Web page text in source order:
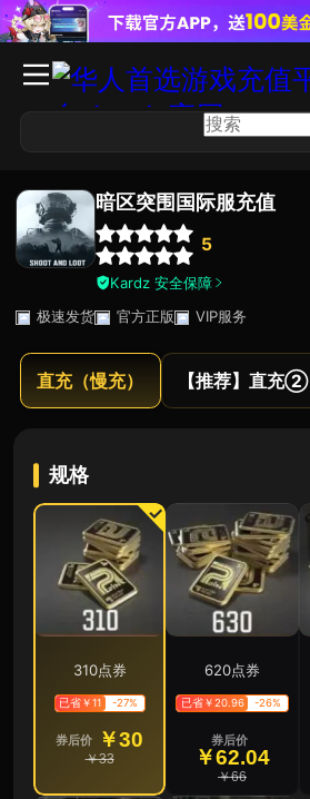
暗区突围国际服充值
5
Kardz 安全保障
极速发货
官方正版 VIP服务
直充（慢充） 【推荐】直充②
规格
310点券
已省￥11 -27%
券后价 ￥30
￥33
620点券
已省￥20.96 -26%
券后价
￥62.04
￥66